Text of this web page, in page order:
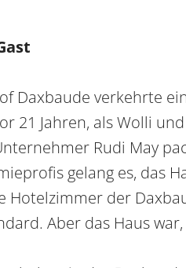
Daxbaude verkehrte
21 Jahren, als Wolli
Rudi May
gelang es, das
der
Aber das Haus